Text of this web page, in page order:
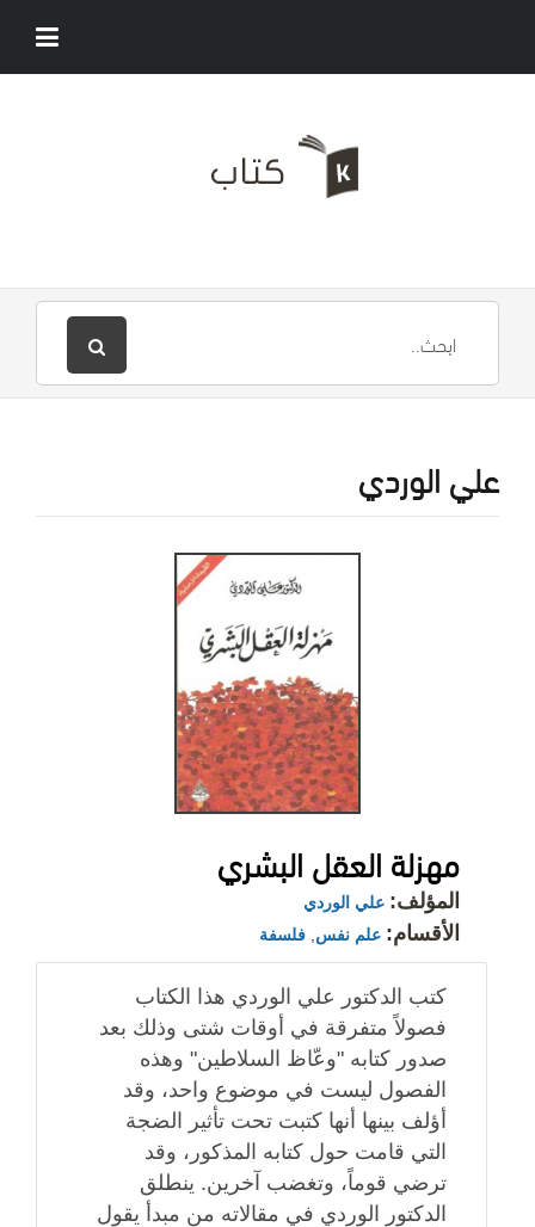
علي الوردي
مهزلة العقل البشري
المؤلف: علي الوردي
الأقسام: علم نفس فلسفة
كتب الدكتور علي الوردي هذا الكتاب
فصولاً متفرقة في أوقات شتى وذلك بعد
صدور كتابه "وعّاظ السلاطين" وهذه
الفصول ليست في موضوع واحد، وقد
أؤلف بينها أنها كتبت تحت تأثير الضجة
التي قامت حول كتابه المذكور، وقد
ترضي قوماً، وتغضب آخرين. ينطلق
الدكتور الوردي في مقالاته من مبدأ يقول